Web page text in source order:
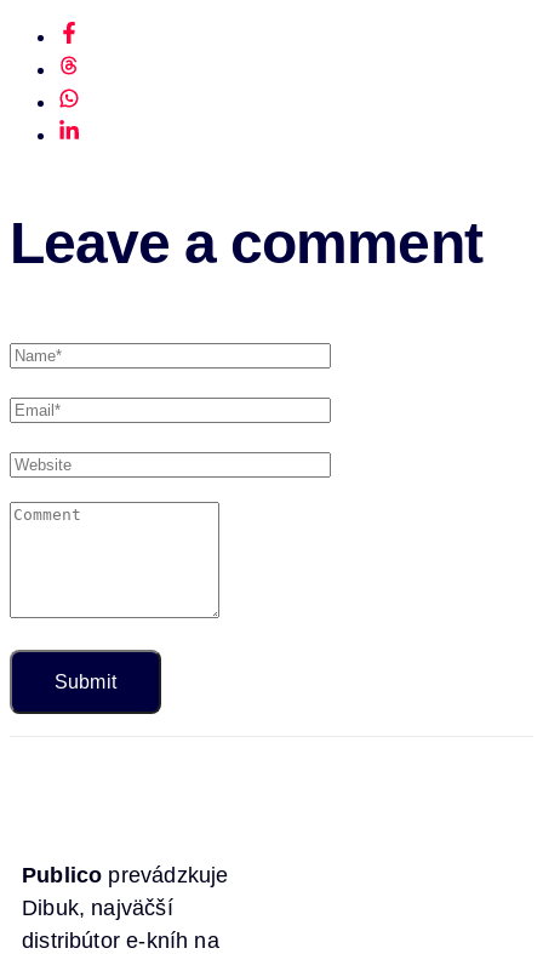
Leave a comment
Publico prevádzkuje
Dibuk, najväčší
distribútor e-kníh na